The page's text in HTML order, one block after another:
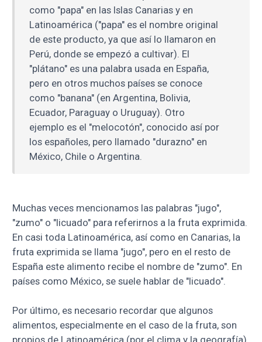
como "papa" en las Islas Canarias y en
Latinoamérica ("papa" es el nombre original
de este producto, ya que así lo llamaron en
Perú, donde se empezó a cultivar). El
"plátano" es una palabra usada en España,
pero en otros muchos países se conoce
como "banana" (en Argentina, Bolivia,
Ecuador, Paraguay o Uruguay). Otro
ejemplo es el "melocotón", conocido así por
los españoles, pero llamado "durazno" en
México, Chile o Argentina.
Muchas veces mencionamos las palabras "jugo",
"zumo" o "licuado" para referirnos a la fruta exprimida.
En casi toda Latinoamérica, así como en Canarias, la
fruta exprimida se llama "jugo", pero en el resto de
España este alimento recibe el nombre de "zumo". En
países como México, se suele hablar de "licuado".
Por último, es necesario recordar que algunos
alimentos, especialmente en el caso de la fruta, son
propios de Latinoamérica (por el clima y la geografía)